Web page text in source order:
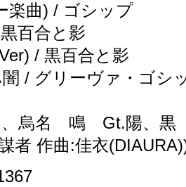
楽曲) / ゴシップ
百合と影
/ 黒百合と影
/ グリーヴァ・ゴシ
、烏名 鳴 Gt.陽、
者 作曲:佳衣